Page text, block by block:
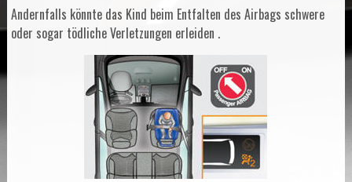
Andernfalls könnte das Kind beim Entfalten des Airbags schwere
oder sogar tödliche Verletzungen erleiden .